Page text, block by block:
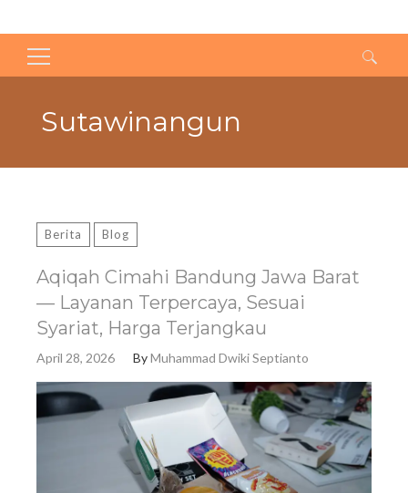
Search
Sutawinangun
Berita Blog
Aqiqah Cimahi Bandung Jawa Barat
— Layanan Terpercaya, Sesuai
Syariat, Harga Terjangkau
April 28, 2026 ByMuhammad Dwiki Septianto